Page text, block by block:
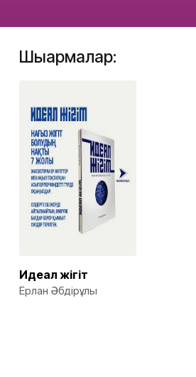
Шығармалар:
Идеал жігіт
Ерлан Әбдірұлы